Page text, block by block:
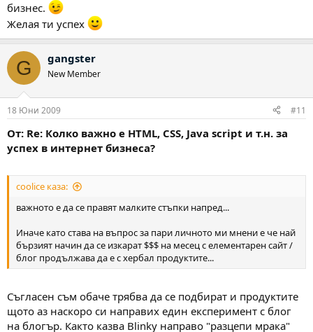
бизнес.
Желая ти успех
G gangster
New Member
18 Юни 2009 #11
От: Re: Колко важно е HTML, CSS, Java script и т.н. за
успех в интернет бизнеса?
coolice каза:
важното е да се правят малките стъпки напред...
Иначе като става на въпрос за пари личното ми мнени е че най
бързият начин да се изкарат $$$ на месец с елементарен сайт /
блог продължава да е с хербал продуктите...
Съгласен съм обаче трябва да се подбират и продуктите
щото аз наскоро си направих един експеримент с блог
на блогър. Както казва Blinky направо "разцепи мрака"